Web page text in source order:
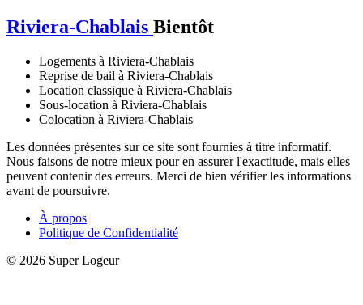
Riviera-Chablais Bientôt
Logements à Riviera-Chablais
Reprise de bail à Riviera-Chablais
Location classique à Riviera-Chablais
Sous-location à Riviera-Chablais
Colocation à Riviera-Chablais
Les données présentes sur ce site sont fournies à titre informatif.
Nous faisons de notre mieux pour en assurer l'exactitude, mais elles
peuvent contenir des erreurs. Merci de bien vérifier les informations
avant de poursuivre.
À propos
Politique de Confidentialité
© 2026 Super Logeur